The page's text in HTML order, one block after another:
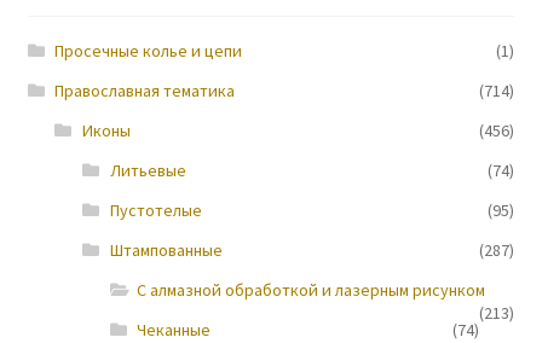
Прайс-лист
Контакты
Новости
Просечные колье и цепи
(1)
Православная тематика
(714)
Иконы
(456)
Литьевые
(74)
Пустотелые
(95)
Штампованные
(287)
С алмазной обработкой и лазерным рисунком
(213)
Чеканные
(74)